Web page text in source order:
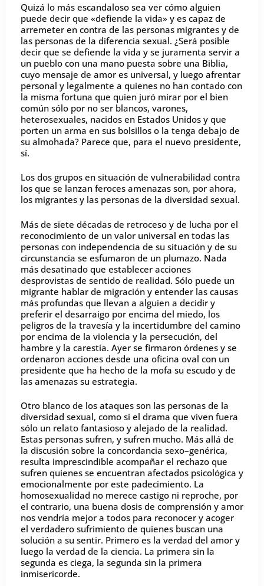
Quizá lo más escandaloso sea ver cómo alguien
puede decir que «defiende la vida» y es capaz de
arremeter en contra de las personas migrantes y de
las personas de la diferencia sexual. ¿Será posible
decir que se defiende la vida y se juramenta servir a
un pueblo con una mano puesta sobre una Biblia,
cuyo mensaje de amor es universal, y luego afrentar
personal y legalmente a quienes no han contado con
la misma fortuna que quien juró mirar por el bien
común sólo por no ser blancos, varones,
heterosexuales, nacidos en Estados Unidos y que
porten un arma en sus bolsillos o la tenga debajo de
su almohada? Parece que, para el nuevo presidente,
sí.
Los dos grupos en situación de vulnerabilidad contra
los que se lanzan feroces amenazas son, por ahora,
los migrantes y las personas de la diversidad sexual.
Más de siete décadas de retroceso y de lucha por el
reconocimiento de un valor universal en todas las
personas con independencia de su situación y de su
circunstancia se esfumaron de un plumazo. Nada
más desatinado que establecer acciones
desprovistas de sentido de realidad. Sólo puede un
migrante hablar de migración y entender las causas
más profundas que llevan a alguien a decidir y
preferir el desarraigo por encima del miedo, los
peligros de la travesía y la incertidumbre del camino
por encima de la violencia y la persecución, del
hambre y la carestía. Ayer se firmaron órdenes y se
ordenaron acciones desde una oficina oval con un
presidente que ha hecho de la mofa su escudo y de
las amenazas su estrategia.
Otro blanco de los ataques son las personas de la
diversidad sexual, como si el drama que viven fuera
sólo un relato fantasioso y alejado de la realidad.
Estas personas sufren, y sufren mucho. Más allá de
la discusión sobre la concordancia sexo–genérica,
resulta imprescindible acompañar el rechazo que
sufren quienes se encuentran afectados psicológica y
emocionalmente por este padecimiento. La
homosexualidad no merece castigo ni reproche, por
el contrario, una buena dosis de comprensión y amor
nos vendría mejor a todos para reconocer y acoger
el verdadero sufrimiento de quienes buscan una
solución a su sentir. Primero es la verdad del amor y
luego la verdad de la ciencia. La primera sin la
segunda es ciega, la segunda sin la primera
inmisericorde.